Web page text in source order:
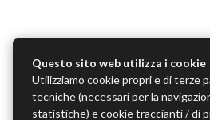
Questo sito web utilizza i cookie
Utilizziamo cookie propri e di terze
tecniche (necessari per la
statistiche) e cookie traccianti / di